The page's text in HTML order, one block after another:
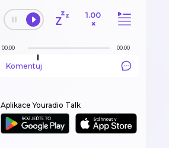
1.00
×
00:00 00:00
Komentuj
Aplikace Youradio Talk